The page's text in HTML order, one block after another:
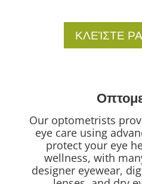
ΚΛΕΊΣΤΕ
Our optometrists
eye care using
protect your eye
wellness, with
designer eyewear,